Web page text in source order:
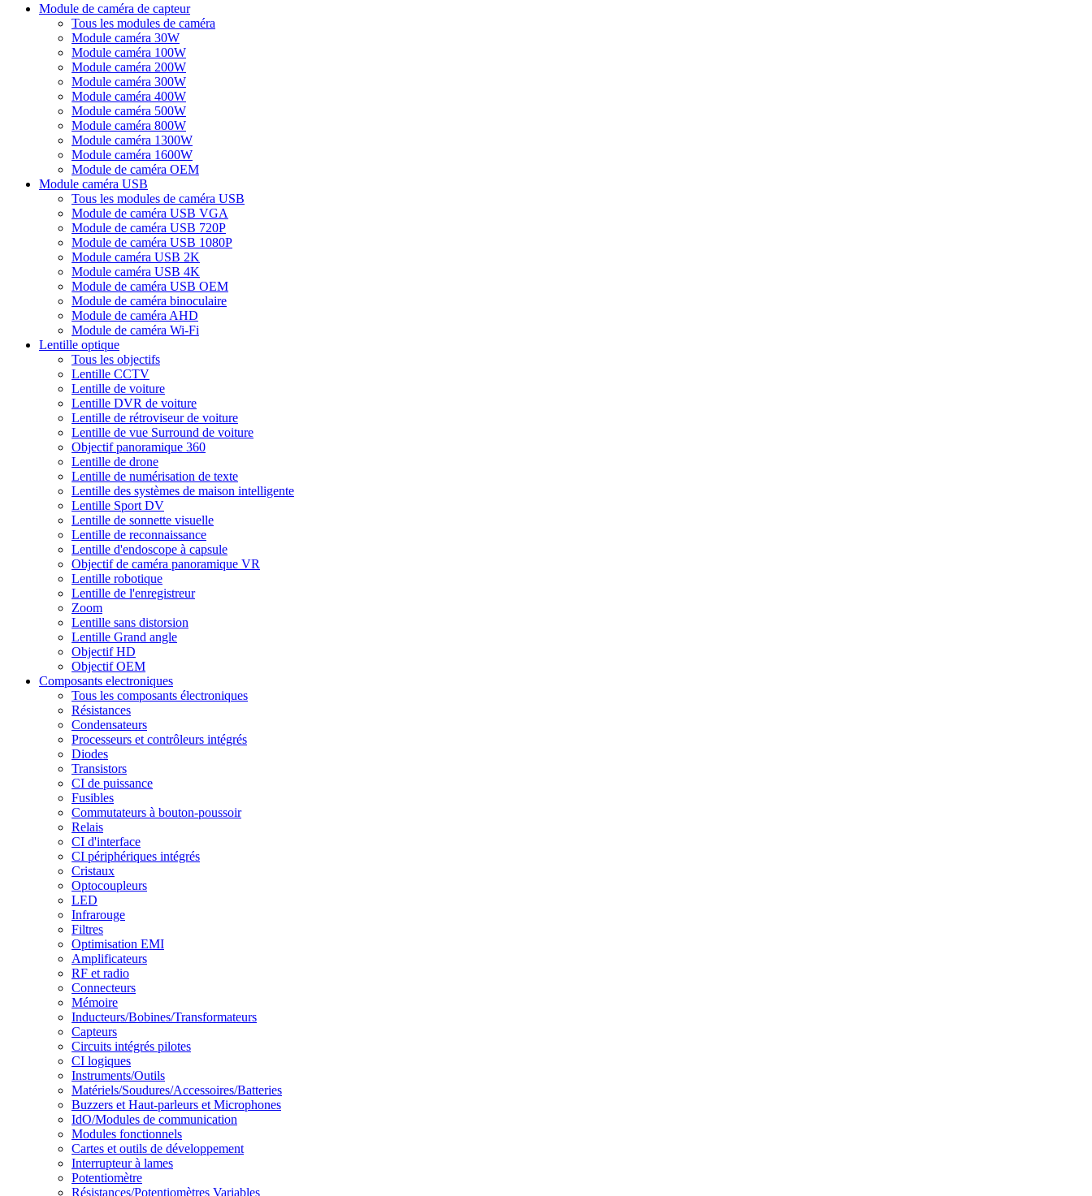
Module de caméra de capteur
Tous les modules de caméra
Module caméra 30W
Module caméra 100W
Module caméra 200W
Module caméra 300W
Module caméra 400W
Module caméra 500W
Module caméra 800W
Module caméra 1300W
Module caméra 1600W
Module de caméra OEM
Module caméra USB
Tous les modules de caméra USB
Module de caméra USB VGA
Module de caméra USB 720P
Module de caméra USB 1080P
Module caméra USB 2K
Module caméra USB 4K
Module de caméra USB OEM
Module de caméra binoculaire
Module de caméra AHD
Module de caméra Wi-Fi
Lentille optique
Tous les objectifs
Lentille CCTV
Lentille de voiture
Lentille DVR de voiture
Lentille de rétroviseur de voiture
Lentille de vue Surround de voiture
Objectif panoramique 360
Lentille de drone
Lentille de numérisation de texte
Lentille des systèmes de maison intelligente
Lentille Sport DV
Lentille de sonnette visuelle
Lentille de reconnaissance
Lentille d'endoscope à capsule
Objectif de caméra panoramique VR
Lentille robotique
Lentille de l'enregistreur
Zoom
Lentille sans distorsion
Lentille Grand angle
Objectif HD
Objectif OEM
Composants electroniques
Tous les composants électroniques
Résistances
Condensateurs
Processeurs et contrôleurs intégrés
Diodes
Transistors
CI de puissance
Fusibles
Commutateurs à bouton-poussoir
Relais
CI d'interface
CI périphériques intégrés
Cristaux
Optocoupleurs
LED
Infrarouge
Filtres
Optimisation EMI
Amplificateurs
RF et radio
Connecteurs
Mémoire
Inducteurs/Bobines/Transformateurs
Capteurs
Circuits intégrés pilotes
CI logiques
Instruments/Outils
Matériels/Soudures/Accessoires/Batteries
Buzzers et Haut-parleurs et Microphones
IdO/Modules de communication
Modules fonctionnels
Cartes et outils de développement
Interrupteur à lames
Potentiomètre
Résistances/Potentiomètres Variables